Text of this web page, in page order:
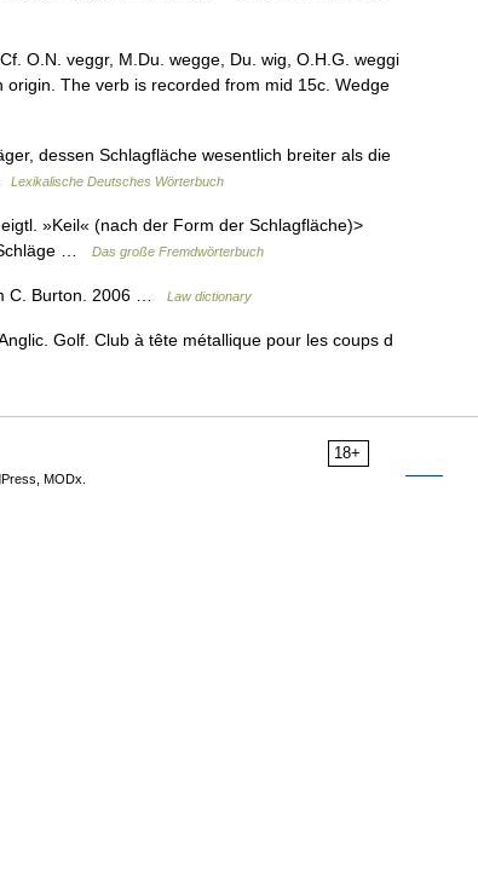
O.N. veggr, M.Du. wegge, Du. wig, O.H.G. weggi
The verb is recorded from mid 15c. Wedge
dessen Schlagfläche wesentlich breiter als die
Lexikalische Deutsches Wörterbuch
»Keil« (nach der Form der Schlagfläche)>
…
Das große Fremdwörterbuch
C. Burton. 2006 … Law dictionary
Golf. Club à tête métallique pour les coups d
18+
MODx.